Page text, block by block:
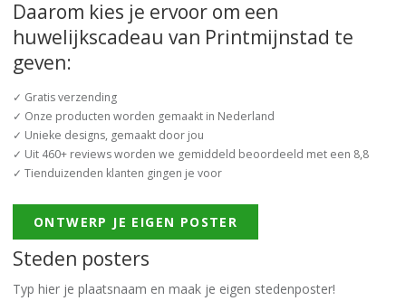
Daarom kies je ervoor om een
huwelijkscadeau van Printmijnstad te
geven:
✓ Gratis verzending
✓ Onze producten worden gemaakt in Nederland
✓ Unieke designs, gemaakt door jou
✓ Uit 460+ reviews worden we gemiddeld beoordeeld met een 8,8
✓ Tienduizenden klanten gingen je voor
ONTWERP JE EIGEN POSTER
Steden posters
Typ hier je plaatsnaam en maak je eigen stedenposter!